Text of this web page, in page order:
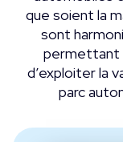
que soient la
sont
permettant
d’exploiter la
parc